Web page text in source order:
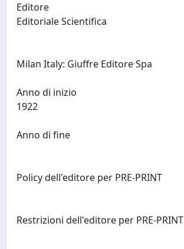
Editore
Editoriale Scientifica
Anno di inizio
Anno di fine
Policy dell'editore per PRE-PRINT
Restrizioni dell'editore per PRE-PRINT